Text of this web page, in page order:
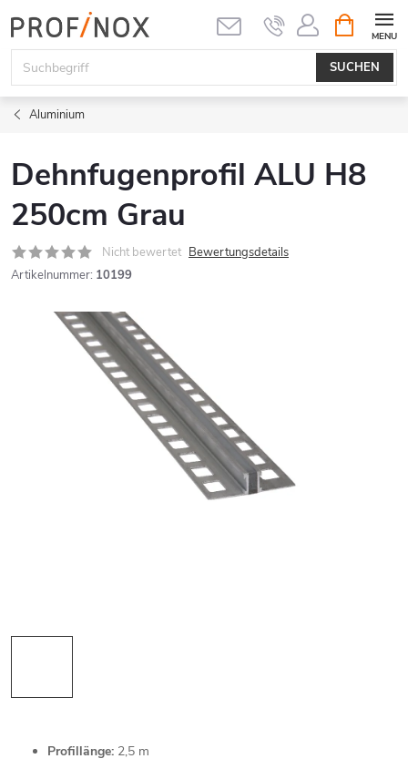
Inhalt
springen
SUCHEN
Aluminium
Dehnfugenprofil ALU H8
250cm Grau
Nicht bewertet Bewertungsdetails
Artikelnummer: 10199
Profillänge: 2,5 m